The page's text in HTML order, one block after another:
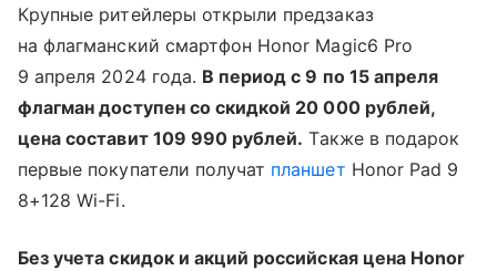
Крупные ритейлеры открыли предзаказ
на флагманский смартфон Honor Magic6 Pro
9 апреля 2024 года. В период с 9 по 15 апреля
флагман доступен со скидкой 20 000 рублей,
цена составит 109 990 рублей. Также в подарок
первые покупатели получат планшет Honor Pad 9
8+128 Wi-Fi.
Без учета скидок и акций российская цена Honor